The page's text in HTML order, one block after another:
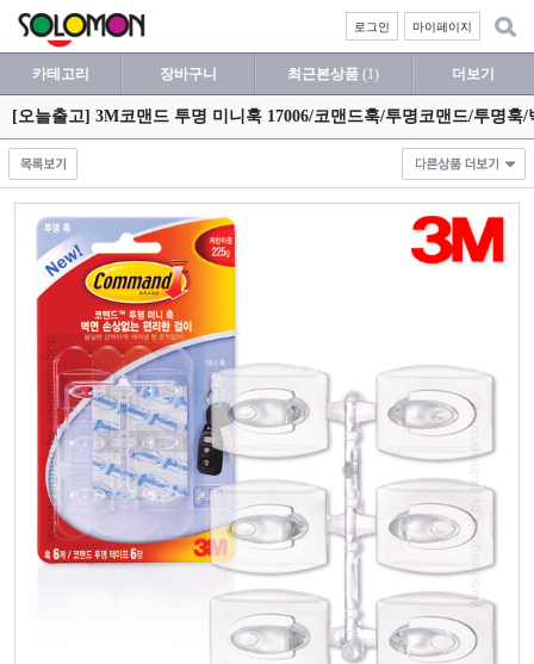
마이페이지
로그인
카테고리 장바구니 최근본상품 (1) 더보기
[오늘출고] 3M코맨드 투명 미니훅 17006/코맨드훅/투명코맨드/투명